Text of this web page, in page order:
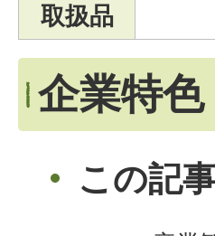
取扱品
企業特
この記